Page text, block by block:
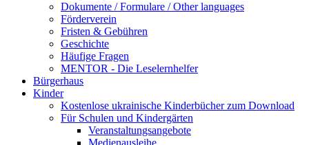
Dokumente / Formulare / Other languages
Förderverein
Fristen & Gebühren
Geschichte
Häufige Fragen
MENTOR - Die Leselernhelfer
Bürgerhaus
Kinder
Kostenlose ukrainische Kinderbücher zum Download
Für Schulen und Kindergärten
Veranstaltungsangebote
Medienausleihe